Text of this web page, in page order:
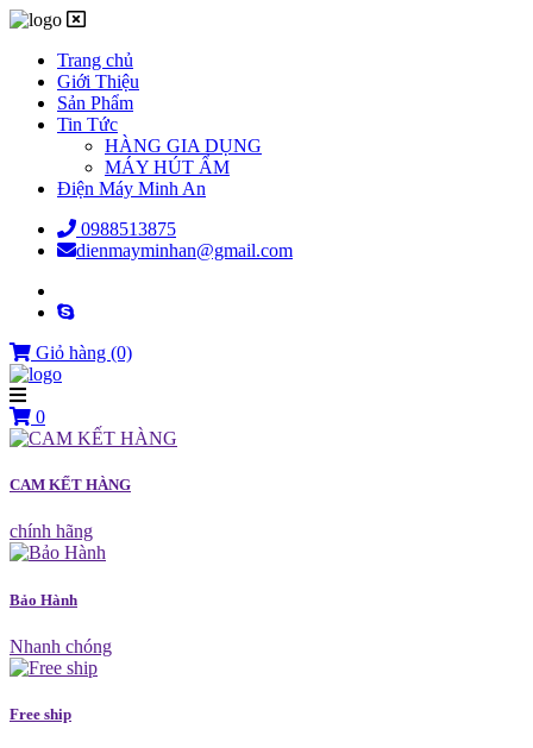
Trang chủ
Giới Thiệu
Sản Phẩm
Tin Tức
HÀNG GIA DỤNG
MÁY HÚT ẨM
Điện Máy Minh An
0988513875
dienmayminhan@gmail.com
Giỏ hàng (0)
0
CAM KẾT HÀNG
chính hãng
Bảo Hành
Nhanh chóng
Free ship